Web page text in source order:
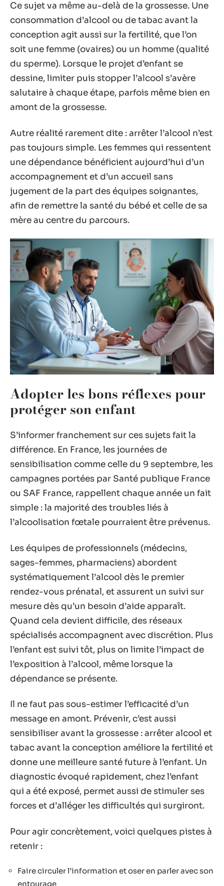
Ce sujet va même au-delà de la grossesse. Une
consommation d’alcool ou de tabac avant la
conception agit aussi sur la fertilité, que l’on
soit une femme (ovaires) ou un homme (qualité
du sperme). Lorsque le projet d’enfant se
dessine, limiter puis stopper l’alcool s’avère
salutaire à chaque étape, parfois même bien en
amont de la grossesse.
Autre réalité rarement dite : arrêter l’alcool n’est
pas toujours simple. Les femmes qui ressentent
une dépendance bénéficient aujourd’hui d’un
accompagnement et d’un accueil sans
jugement de la part des équipes soignantes,
afin de remettre la santé du bébé et celle de sa
mère au centre du parcours.
Adopter les bons réflexes pour
protéger son enfant
S’informer franchement sur ces sujets fait la
différence. En France, les journées de
sensibilisation comme celle du 9 septembre, les
campagnes portées par Santé publique France
ou SAF France, rappellent chaque année un fait
simple : la majorité des troubles liés à
l’alcoolisation fœtale pourraient être prévenus.
Les équipes de professionnels (médecins,
sages-femmes, pharmaciens) abordent
systématiquement l’alcool dès le premier
rendez-vous prénatal, et assurent un suivi sur
mesure dès qu’un besoin d’aide apparaît.
Quand cela devient difficile, des réseaux
spécialisés accompagnent avec discrétion. Plus
l’enfant est suivi tôt, plus on limite l’impact de
l’exposition à l’alcool, même lorsque la
dépendance se présente.
Il ne faut pas sous-estimer l’efficacité d’un
message en amont. Prévenir, c’est aussi
sensibiliser avant la grossesse : arrêter alcool et
tabac avant la conception améliore la fertilité et
donne une meilleure santé future à l’enfant. Un
diagnostic évoqué rapidement, chez l’enfant
qui a été exposé, permet aussi de stimuler ses
forces et d’alléger les difficultés qui surgiront.
Pour agir concrètement, voici quelques pistes à
retenir :
Faire circuler l’information et oser en parler avec son
entourage